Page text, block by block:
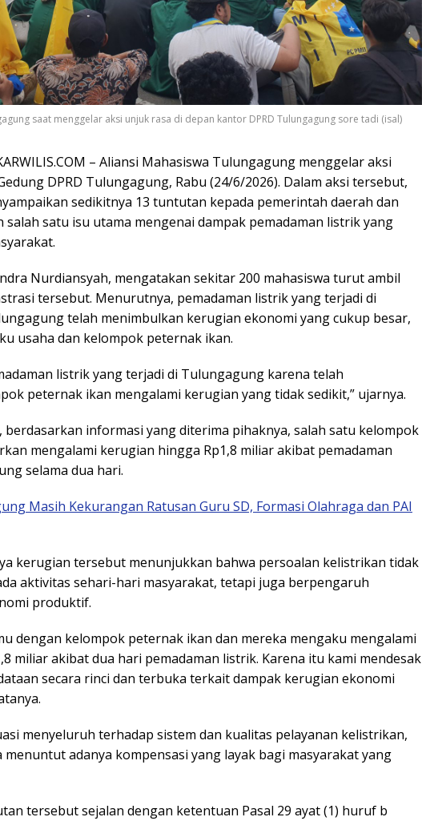
saat menggelar aksi unjuk rasa di depan kantor DPRD Tulungagung sore tadi (isal)
– Aliansi Mahasiswa Tulungagung menggelar aksi
DPRD Tulungagung, Rabu (24/6/2026). Dalam aksi tersebut,
sedikitnya 13 tuntutan kepada pemerintah daerah dan
satu isu utama mengenai dampak pemadaman listrik yang
Nurdiansyah, mengatakan sekitar 200 mahasiswa turut ambil
tersebut. Menurutnya, pemadaman listrik yang terjadi di
telah menimbulkan kerugian ekonomi yang cukup besar,
usaha dan kelompok peternak ikan.
listrik yang terjadi di Tulungagung karena telah
peternak ikan mengalami kerugian yang tidak sedikit,” ujarnya.
berdasarkan informasi yang diterima pihaknya, salah satu kelompok
mengalami kerugian hingga Rp1,8 miliar akibat pemadaman
selama dua hari.
Masih Kekurangan Ratusan Guru SD, Formasi Olahraga dan PAI
kerugian tersebut menunjukkan bahwa persoalan kelistrikan tidak
aktivitas sehari-hari masyarakat, tetapi juga berpengaruh
produktif.
dengan kelompok peternak ikan dan mereka mengaku mengalami
miliar akibat dua hari pemadaman listrik. Karena itu kami mendesak
secara rinci dan terbuka terkait dampak kerugian ekonomi
menyeluruh terhadap sistem dan kualitas pelayanan kelistrikan,
menuntut adanya kompensasi yang layak bagi masyarakat yang
tersebut sejalan dengan ketentuan Pasal 29 ayat (1) huruf b